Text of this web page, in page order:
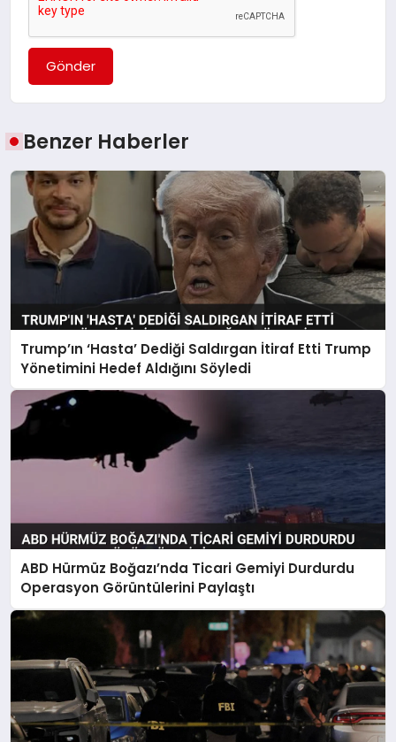
Gönder
Benzer Haberler
Trump’ın ‘Hasta’ Dediği Saldırgan İtiraf Etti Trump
Yönetimini Hedef Aldığını Söyledi
ABD Hürmüz Boğazı’nda Ticari Gemiyi Durdurdu
Operasyon Görüntülerini Paylaştı